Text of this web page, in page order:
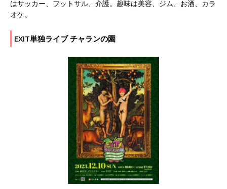
はサッカー、フットサル、介護。趣味は美容、ジム、お酒、カラ
オケ。
EXIT単独ライブ チャランの園